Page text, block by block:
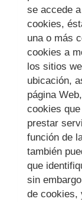
se accede
cookies,
una o más
cookies a
los sitios
ubicación,
página
cookies
prestar
función de
también
que
sin
de cookies,